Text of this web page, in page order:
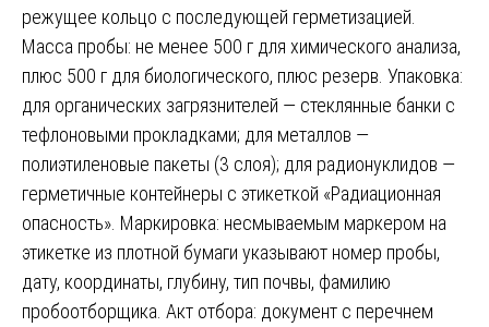
режущее кольцо с последующей герметизацией.
Масса пробы: не менее 500 г для химического анализа,
плюс 500 г для биологического, плюс резерв. Упаковка:
для органических загрязнителей — стеклянные банки с
тефлоновыми прокладками; для металлов —
полиэтиленовые пакеты (3 слоя); для радионуклидов —
герметичные контейнеры с этикеткой «Радиационная
опасность». Маркировка: несмываемым маркером на
этикетке из плотной бумаги указывают номер пробы,
дату, координаты, глубину, тип почвы, фамилию
пробоотборщика. Акт отбора: документ с перечнем